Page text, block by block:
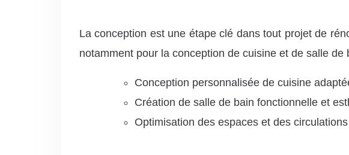
La conception est une étape clé dans tout projet de
notamment pour la conception de cuisine et de salle
Conception personnalisée de cuisine
Création de salle de bain fonctionnelle et
Optimisation des espaces et des circulations